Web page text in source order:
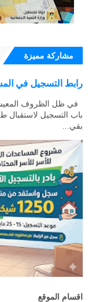
مشاركة مميزة
رابط التسجيل في المساعدة
في ظل الظروف
باب التسجيل لاستقبال
بقي...
اقسام الموقع